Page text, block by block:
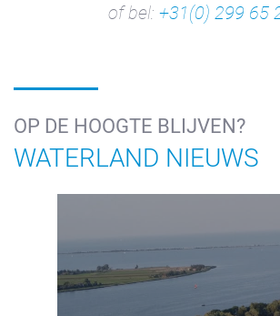
+31(0) 299 – 652 000
of bel: +31(0) 299 65
OP DE HOOGTE BLIJVEN?
WATERLAND NIEUWS